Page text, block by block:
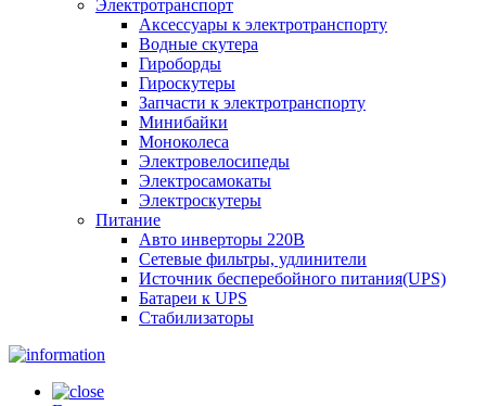
Электротранспорт
Аксессуары к электротранспорту
Водные скутера
Гироборды
Гироскутеры
Запчасти к электротранспорту
Минибайки
Моноколеса
Электровелосипеды
Электросамокаты
Электроскутеры
Питание
Авто инверторы 220В
Сетевые фильтры, удлинители
Источник бесперебойного питания(UPS)
Батареи к UPS
Стабилизаторы